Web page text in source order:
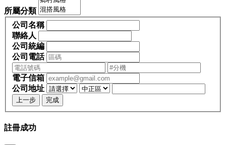
所屬分類
公司名稱
聯絡人
公司統編
公司電話
電子信箱
公司地址
上一步 完成
註冊成功